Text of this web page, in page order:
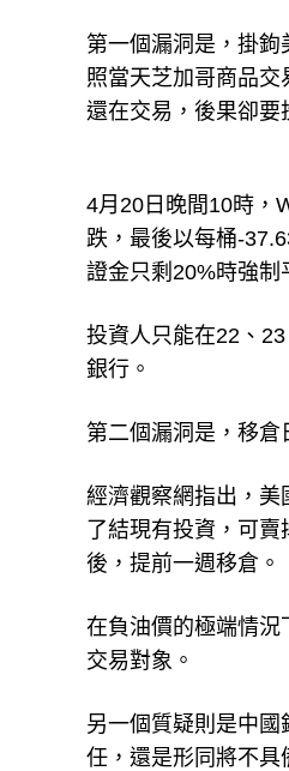
第一個漏洞是，掛
照當天芝加哥商品
還在交易，後果卻要
4月20日晚間10時，
跌，最後以每桶-
證金只剩20%時強制
投資人只能在22、
銀行。
第二個漏洞是，移倉
經濟觀察網指出，美
了結現有投資，可
後，提前一週移倉。
在負油價的極端情況
交易對象。
另一個質疑則是中
任，還是形同將不具